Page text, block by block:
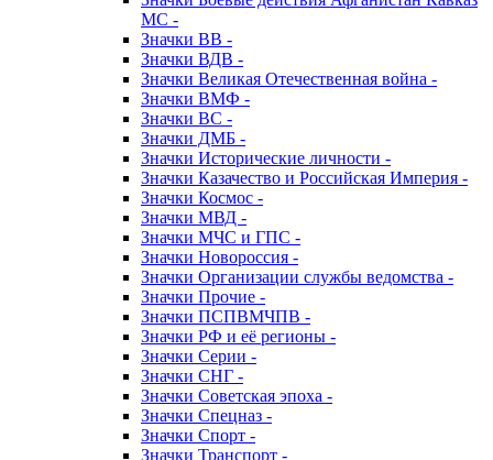
МС -
Значки ВВ -
Значки ВДВ -
Значки Великая Отечественная война -
Значки ВМФ -
Значки ВС -
Значки ДМБ -
Значки Исторические личности -
Значки Казачество и Российская Империя -
Значки Космос -
Значки МВД -
Значки МЧС и ГПС -
Значки Новороссия -
Значки Организации службы ведомства -
Значки Прочие -
Значки ПСПВМЧПВ -
Значки РФ и её регионы -
Значки Серии -
Значки СНГ -
Значки Советская эпоха -
Значки Спецназ -
Значки Спорт -
Значки Транспорт -